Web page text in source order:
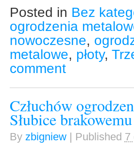
Posted in Bez
ogrodzenia
nowoczesne,
metalowe, płoty,
comment
Człuchów
Słubice brakowemu
By zbigniew | Published 7